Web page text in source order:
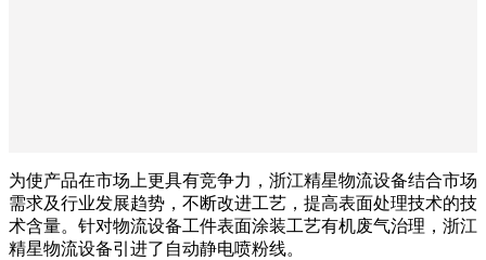
为使产品在市场上更具有竞争力，浙江精星物流设备结合市场
需求及行业发展趋势，不断改进工艺，提高表面处理技术的技
术含量。针对物流设备工件表面涂装工艺有机废气治理，浙江
精星物流设备引进了自动静电喷粉线。